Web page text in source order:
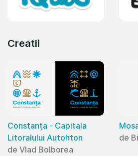
Creatii
Constanța - Capitala
Litoralului Autohton
de Vlad Bolborea
de